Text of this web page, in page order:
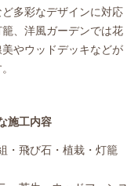
多彩なデザインに対応
、洋風ガーデンでは花
やウッドデッキなどが
施工内容
・飛び石・植栽・灯籠